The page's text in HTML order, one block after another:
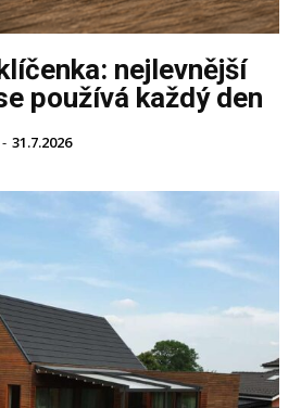
nejlevnější
používá každý den
- 31.7.2026